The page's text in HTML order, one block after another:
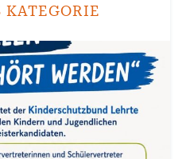
KATEGORIE